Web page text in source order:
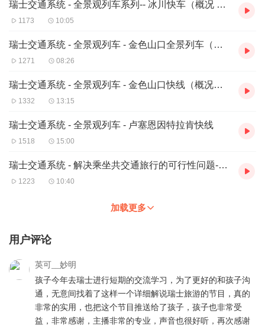
瑞士交通系统 - 全景观列车系列-- 冰川快车（概况 历史 上半段路程亮点）
1173 10:05
瑞士交通系统 - 全景观列车 - 金色山口全景列车（传统旅行外不容错过的精彩体验）
1271 08:26
瑞士交通系统 - 全景观列车 - 金色山口快线（概况和沿途亮点）
1332 13:15
瑞士交通系统 - 全景观列车 - 卢塞恩因特拉肯快线
1518 15:00
瑞士交通系统 - 解决乘坐共交通旅行的可行性问题---行李
1223 10:40
加载更多
用户评论
英可__妙明
孩子今年去瑞士进行短期的交流学习，为了更好的和孩子沟
通，无意间找着了这样一个详细解说瑞士旅游的节目，真的
非常的实用，也把这个节目推送给了孩子，孩子也非常受
益，非常感谢，主播非常的专业，声音也很好听，再次感谢